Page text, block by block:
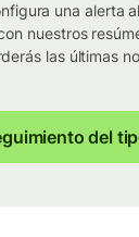
una alerta
nuestros
las últimas
del